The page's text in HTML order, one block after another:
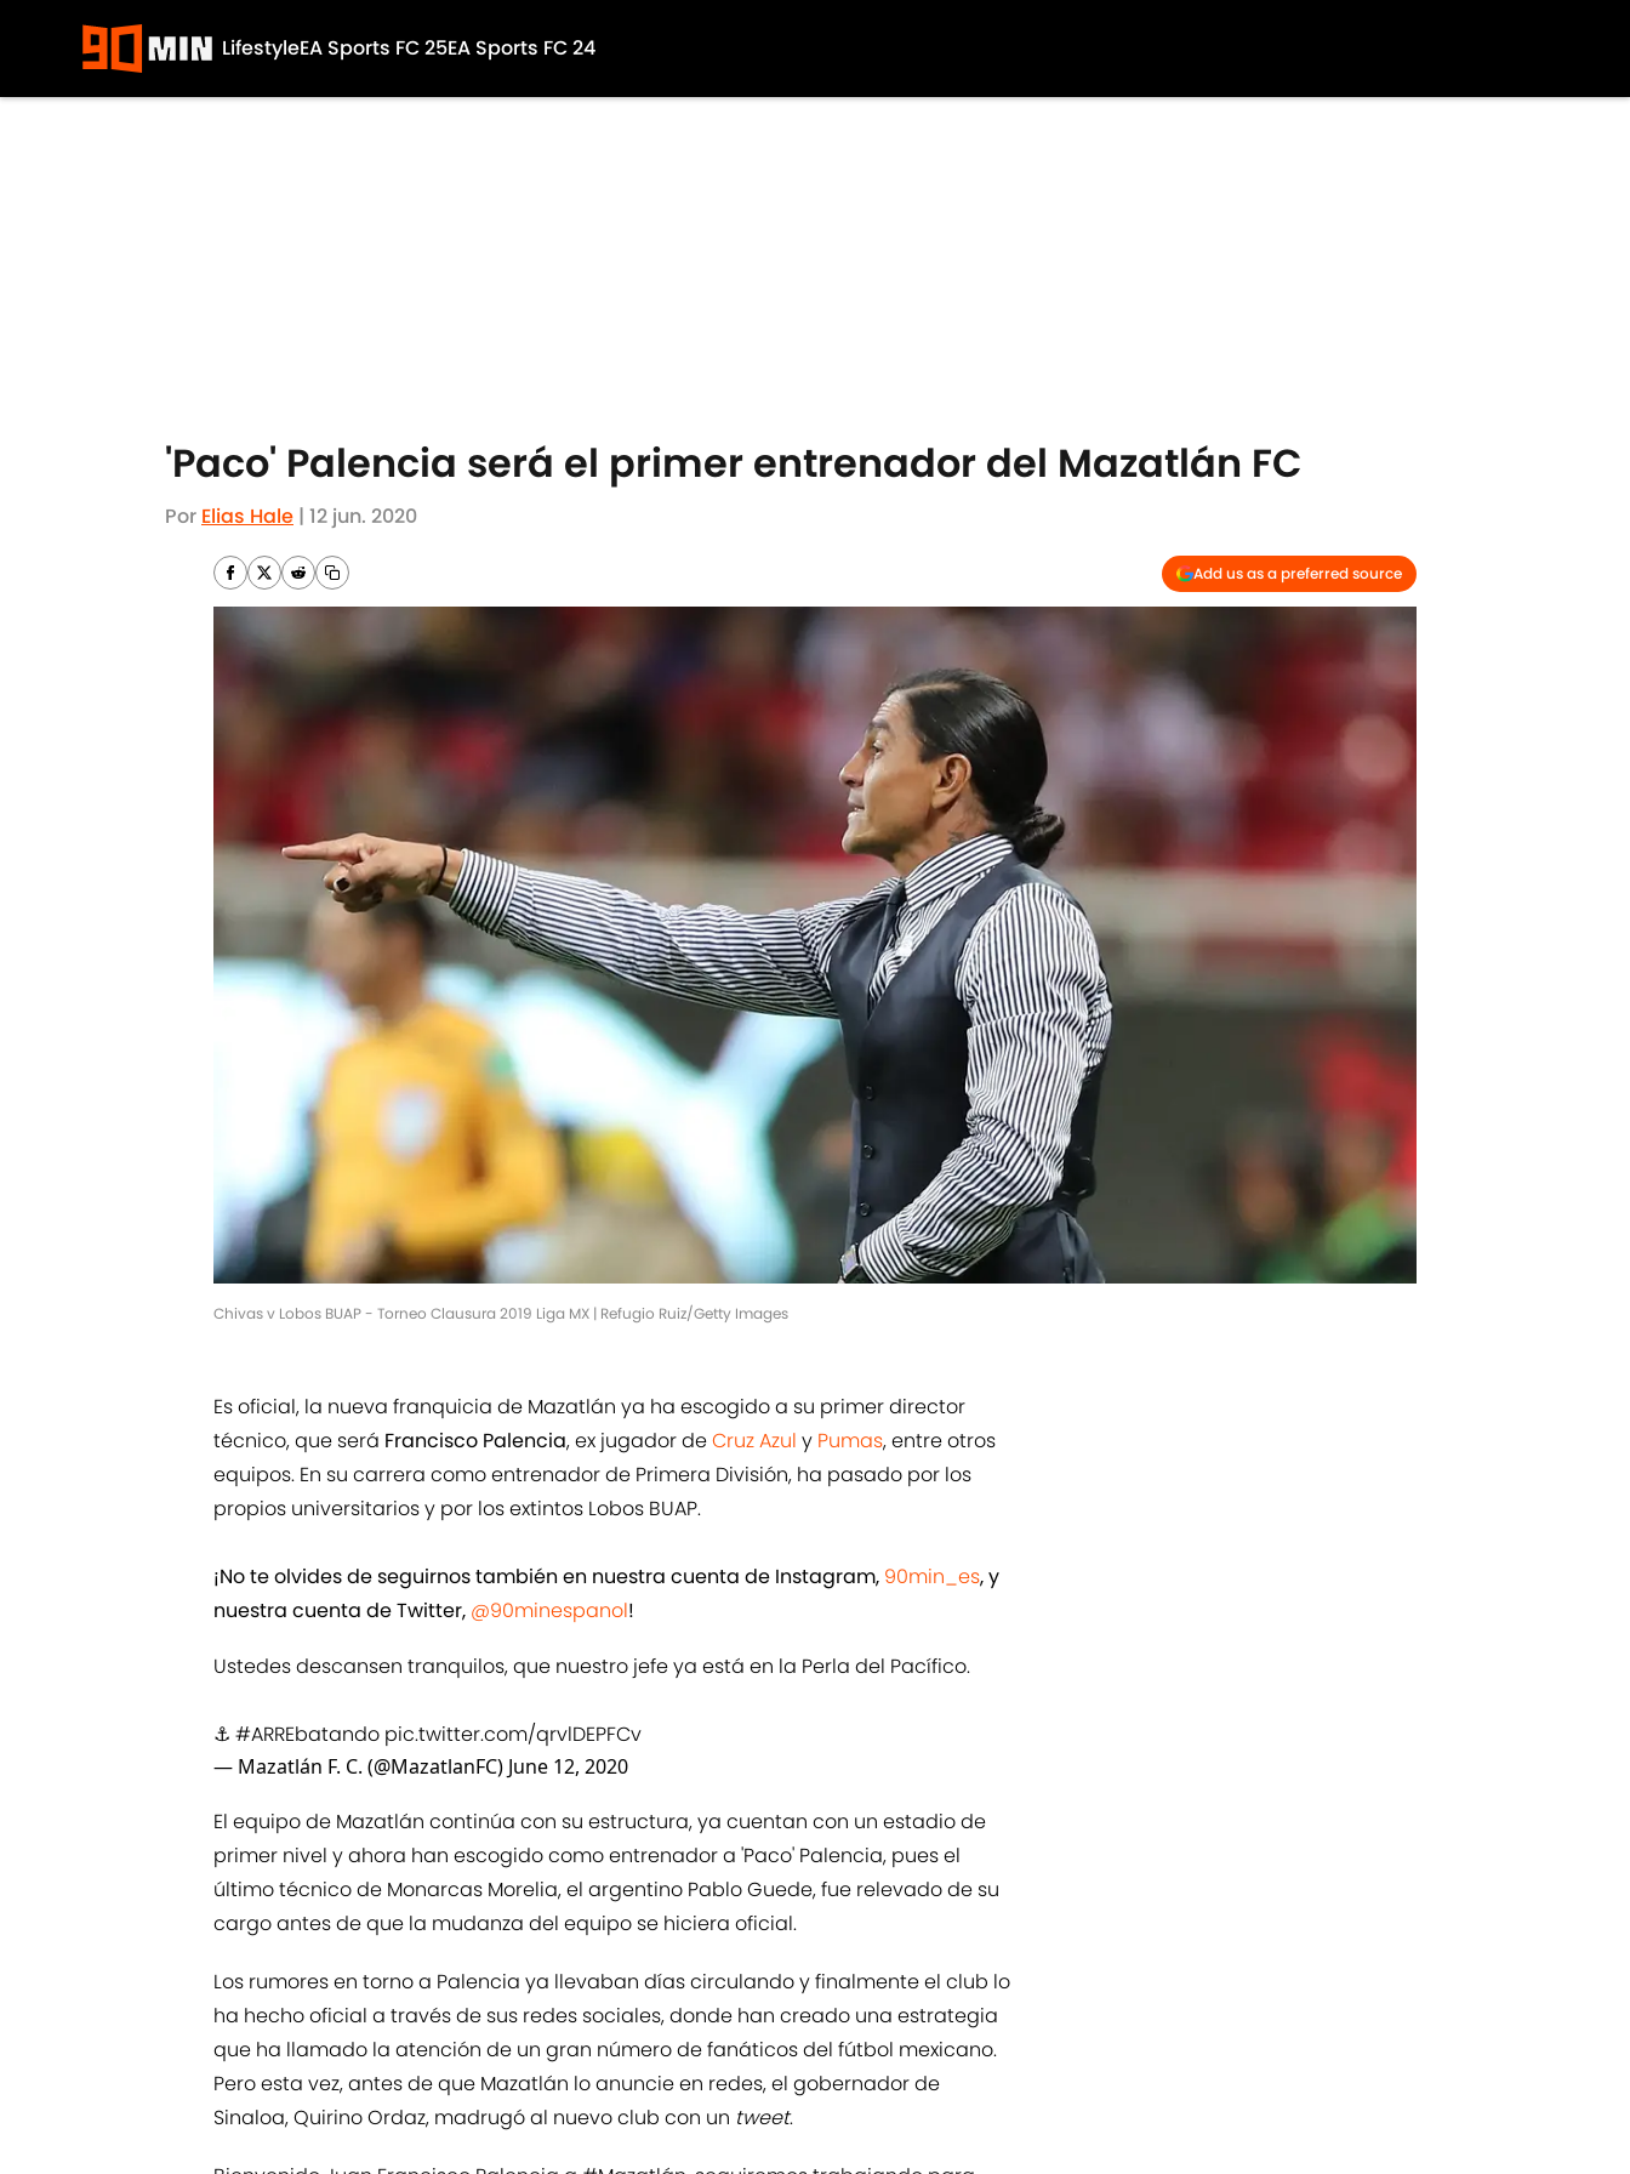
LifestyleEA Sports FC 25EA Sports FC 24
'Paco' Palencia será el primer entrenador del Mazatlán FC
Por Elias Hale | 12 jun. 2020
Add us as a preferred source
Chivas v Lobos BUAP - Torneo Clausura 2019 Liga MX | Refugio Ruiz/Getty Images
Es oficial, la nueva franquicia de Mazatlán ya ha escogido a su primer director
técnico, que será Francisco Palencia, ex jugador deCruz Azul y Pumas, entre otros
equipos. En su carrera como entrenador de Primera División, ha pasado por los
propios universitarios y por los extintos Lobos BUAP.
¡No te olvides de seguirnos también en nuestra cuenta de Instagram, 90min_es, y
nuestra cuenta de Twitter, @90minespanol!
Ustedes descansen tranquilos, que nuestro jefe ya está en la Perla del Pacífico.
⚓️ #ARREbatando pic.twitter.com/qrvlDEPFCv
— Mazatlán F. C. (@MazatlanFC) June 12, 2020
El equipo de Mazatlán continúa con su estructura, ya cuentan con un estadio de
primer nivel y ahora han escogido como entrenador a 'Paco' Palencia, pues el
último técnico de Monarcas Morelia, el argentino Pablo Guede, fue relevado de su
cargo antes de que la mudanza del equipo se hiciera oficial.
Los rumores en torno a Palencia ya llevaban días circulando y finalmente el club lo
ha hecho oficial a través de sus redes sociales, donde han creado una estrategia
que ha llamado la atención de un gran número de fanáticos del fútbol mexicano.
Pero esta vez, antes de que Mazatlán lo anuncie en redes, el gobernador de
Sinaloa, Quirino Ordaz, madrugó al nuevo club con un tweet.